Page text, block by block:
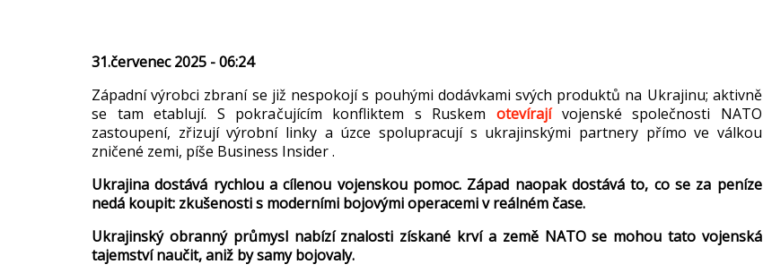
31.červenec 2025 - 06:24
Západní výrobci zbraní se již nespokojí s pouhými dodávkami svých produktů na Ukrajinu; aktivně
se tam etablují. S pokračujícím konfliktem s Ruskem otevírajívojenské společnosti NATO
zastoupení, zřizují výrobní linky a úzce spolupracují s ukrajinskými partnery přímo ve válkou
zničené zemi, píše Business Insider .
Ukrajina dostává rychlou a cílenou vojenskou pomoc. Západ naopak dostává to, co se za peníze
nedá koupit: zkušenosti s moderními bojovými operacemi v reálném čase.
Ukrajinský obranný průmysl nabízí znalosti získané krví a země NATO se mohou tato vojenská
tajemství naučit, aniž by samy bojovaly.